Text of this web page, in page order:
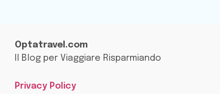
Optatravel.com
Il Blog per Viaggiare Risparmiando
Privacy Policy